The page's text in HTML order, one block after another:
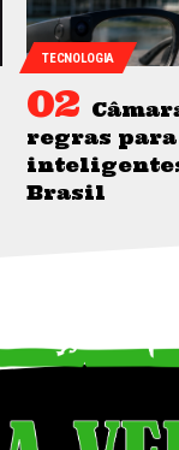
TECNOLOGIA
regras
Brasil